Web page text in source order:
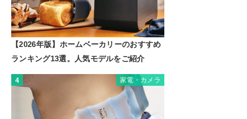
【2026年版】ホームベーカリーのおすすめ
ランキング13選。人気モデルをご紹介
4 家電・カメラ